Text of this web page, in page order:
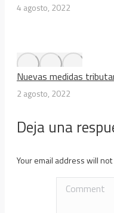
4 agosto, 2022
Nuevas medidas
2 agosto, 2022
Deja una
Your email address will